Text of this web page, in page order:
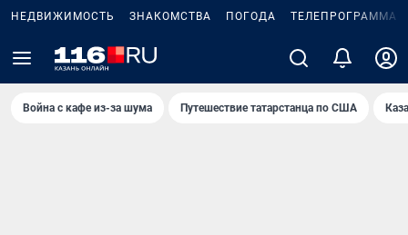
НЕДВИЖИМОСТЬ ЗНАКОМСТВА ПОГОДА ТЕЛЕПРОГРАММА
Война с кафе из-за шума Путешествие татарстанца по США